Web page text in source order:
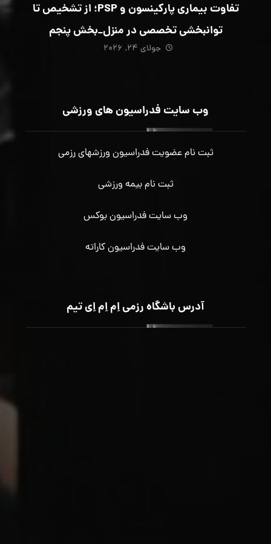
تفاوت بیماری پارکینسون و PSP؛ از تشخیص تا
توانبخشی تخصصی در منزل_بخش پنجم
جولای ۲۴, ۲۰۲۶
وب سایت فدراسیون های ورزشی
ثبت نام عضویت فدراسیون ورزشهای رزمی
ثبت نام بیمه ورزشی
وب سایت فدراسیون بوکس
وب سایت فدراسیون کاراته
آدرس باشگاه رزمی اِم اِم اِی تیم